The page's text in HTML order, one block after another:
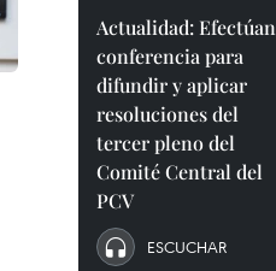
Actualidad: Efectúan
conferencia para
difundir y aplicar
resoluciones del
tercer pleno del
Comité Central del
PCV
ESCUCHAR